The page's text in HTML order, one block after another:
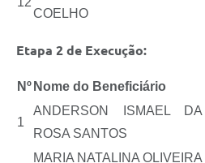
COELHO
Etapa 2 de Execução:
Nº Nome do Beneficiário
1
ANDERSON ISMAEL DA
ROSA SANTOS
MARIA NATALINA OLIVEIRA